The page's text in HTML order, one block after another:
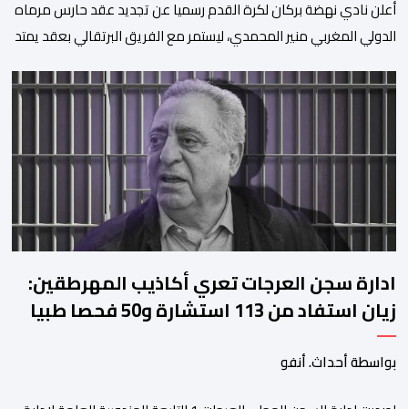
​أعلن نادي نهضة بركان لكرة القدم رسميا عن تجديد عقد حارس مرماه
الدولي المغربي منير المحمدي، ليستمر مع الفريق البرتقالي بعقد يمتد
على منصات التواصل الاجتماعي، مصحوبا بعبارة “الرحلة مستمرة”، في
إشارة إلى رغبة الإدارة في الحفاظ على ركائز الفريق والتعزيز من
ادارة سجن العرجات تعري أكاذيب المهرطقين:
زيان استفاد من 113 استشارة و50 فحصا طبيا
بواسطة أحداث. أنفو